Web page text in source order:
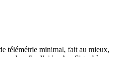
télémétrie minimal, fait au mieux,